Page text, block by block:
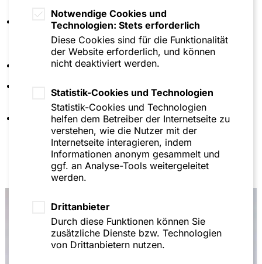
Notwendige Cookies und
Technologien: Stets erforderlich
Diese Cookies sind für die Funktionalität
der Website erforderlich, und können
nicht deaktiviert werden.
Statistik-Cookies und Technologien
Statistik-Cookies und Technologien
helfen dem Betreiber der Internetseite zu
verstehen, wie die Nutzer mit der
Internetseite interagieren, indem
Informationen anonym gesammelt und
ggf. an Analyse-Tools weitergeleitet
werden.
Drittanbieter
Durch diese Funktionen können Sie
zusätzliche Dienste bzw. Technologien
von Drittanbietern nutzen.
Referendariat am Landgericht Mannheim,
Wahlstation bei der Deutsch-
Indischen Handelskammer in Chennai
Universität Mannheim (Dr. iur)
Universität Mannheim (Studium,
Zusatzqualifikation LL.B.)
Sprachen: Deutsch, Englisch